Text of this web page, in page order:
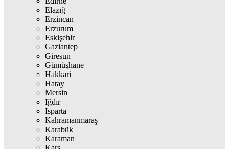
Elazığ
Erzincan
Erzurum
Eskişehir
Gaziantep
Giresun
Gümüşhane
Hakkari
Hatay
Mersin
Iğdır
Isparta
Kahramanmaraş
Karabük
Karaman